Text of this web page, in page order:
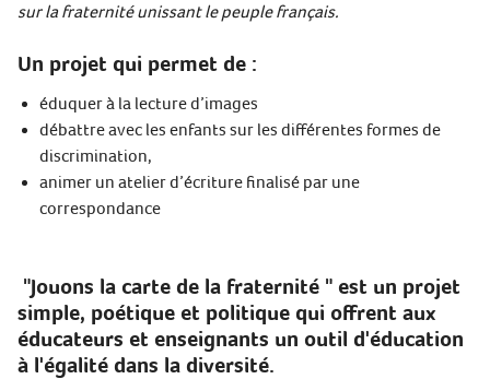
sur la fraternité unissant le peuple français.
Un projet qui permet de :
éduquer à la lecture d’images
débattre avec les enfants sur les différentes formes de
discrimination,
animer un atelier d’écriture finalisé par une
correspondance
"Jouons la carte de la fraternité " est un projet
simple, poétique et politique qui offrent aux
éducateurs et enseignants un outil d'éducation
à l'égalité dans la diversité.